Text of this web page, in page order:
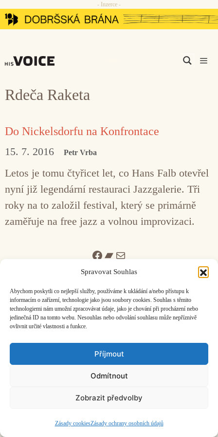
Spravovat Souhlas
Abychom poskytli co nejlepší služby, používáme k ukládání a/nebo přístupu k
informacím o zařízení, technologie jako jsou soubory cookies. Souhlas s těmito
technologiemi nám umožní zpracovávat údaje, jako je chování při procházení nebo
jedinečná ID na tomto webu. Nesouhlas nebo odvolání souhlasu může nepříznivě
ovlivnit určité vlastnosti a funkce.
Příjmout
Odmítnout
Zobrazit předvolby
Zásady cookiesZásady ochrany osobních údajů
Přeskočit
na
- Inzerce -
Rdeča Raketa
Do Nickelsdorfu na Konfrontace
15. 7. 2016 Petr Vrba
Letos je tomu čtyřicet let, co Hans Falb otevřel
nyní již legendární restauraci Jazzgalerie. Tři
roky na to založil festival, který se primárně
zaměřuje na free jazz a volnou improvizaci.
Facebook
Bandcamp
Mail
ČASOPIS O JINÉ HUDBĚ | vydává Hudební informační středisko
©2026 HISvoice – design a adminAtelier Dokument